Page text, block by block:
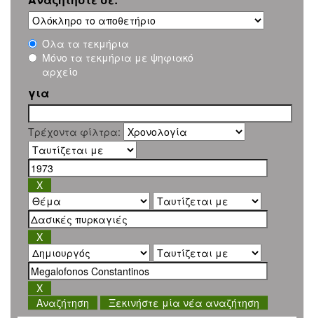
Όλα τα τεκμήρια
Μόνο τα τεκμήρια με ψηφιακό
αρχείο
για
Τρέχοντα φίλτρα:
Ξεκινήστε μία νέα αναζήτηση